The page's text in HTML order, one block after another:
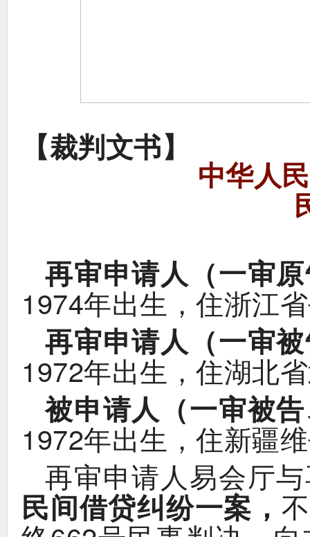
【裁判文书】
中华人
再审申请人 （一审
1974年出生 ，住浙江
再审申请人
（一审
1972年出生 ，住湖北
被申请人
（一审被告
1972年出生 ，住新疆
再审申请人易会厅
民间借贷纠纷一案 ，